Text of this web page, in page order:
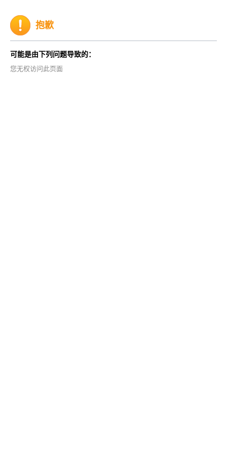
抱歉
可能是由下列问题导致的：
您无权访问此页面